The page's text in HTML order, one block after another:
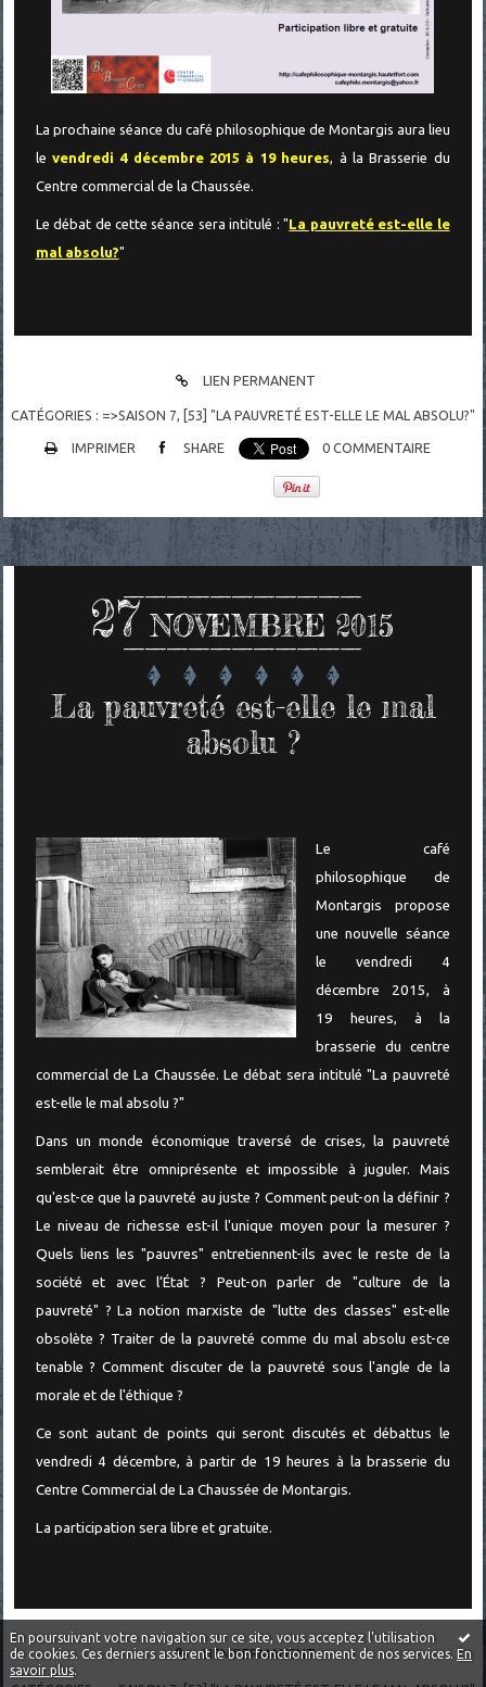
En poursuivant votre navigation sur ce site, vous acceptez l'utilisation
de cookies. Ces derniers assurent le bon fonctionnement de nos services. En
savoir plus.
La prochaine séance du café philosophique de Montargis aura lieu
levendredi 4 décembre 2015 à 19 heures, à la Brasserie du
Centre commercial de la Chaussée.
Le débat de cette séance sera intitulé : "La pauvreté est-elle le
mal absolu?"
LIEN PERMANENT
CATÉGORIES : =>SAISON 7, [53] "LA PAUVRETÉ EST-ELLE LE MAL ABSOLU?"
IMPRIMER SHARE 0 COMMENTAIRE
27 NOVEMBRE 2015
La pauvreté est-elle le mal
absolu ?
Le café
philosophique de
Montargis propose
une nouvelle séance
le vendredi 4
décembre 2015, à
19 heures, à la
brasserie du centre
commercial de La Chaussée. Le débat sera intitulé "La pauvreté
est-elle le mal absolu ?"
Dans un monde économique traversé de crises, la pauvreté
semblerait être omniprésente et impossible à juguler. Mais
qu'est-ce que la pauvreté au juste ? Comment peut-on la définir ?
Le niveau de richesse est-il l'unique moyen pour la mesurer ?
Quels liens les "pauvres" entretiennent-ils avec le reste de la
société et avec l’État ? Peut-on parler de "culture de la
pauvreté" ? La notion marxiste de "lutte des classes" est-elle
obsolète ? Traiter de la pauvreté comme du mal absolu est-ce
tenable ? Comment discuter de la pauvreté sous l'angle de la
morale et de l'éthique ?
Ce sont autant de points qui seront discutés et débattus le
vendredi 4 décembre, à partir de 19 heures à la brasserie du
Centre Commercial de La Chaussée de Montargis.
La participation sera libre et gratuite.
LIEN PERMANENT